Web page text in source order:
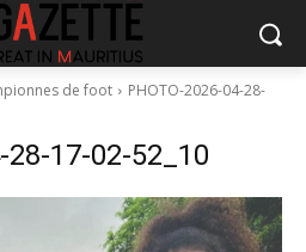
de foot
PHOTO-2026-04-28-
28-17-02-52_10